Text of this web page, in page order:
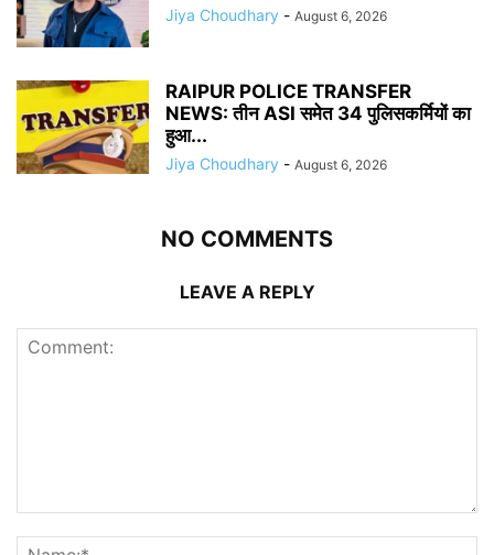
Jiya Choudhary - August 6, 2026
RAIPUR POLICE TRANSFER
NEWS: तीन ASI समेत 34 पुलिसकर्मियों का
हुआ...
Jiya Choudhary - August 6, 2026
NO COMMENTS
LEAVE A REPLY